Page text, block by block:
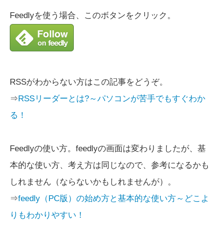
Feedlyを使う場合、このボタンをクリック。
RSSがわからない方はこの記事をどうぞ。
⇒RSSリーダーとは?～パソコンが苦手でもすぐわか
る！
Feedlyの使い方。feedlyの画面は変わりましたが、基
本的な使い方、考え方は同じなので、参考になるかも
しれません（ならないかもしれませんが）。
⇒feedly（PC版）の始め方と基本的な使い方～どこよ
りもわかりやすい！